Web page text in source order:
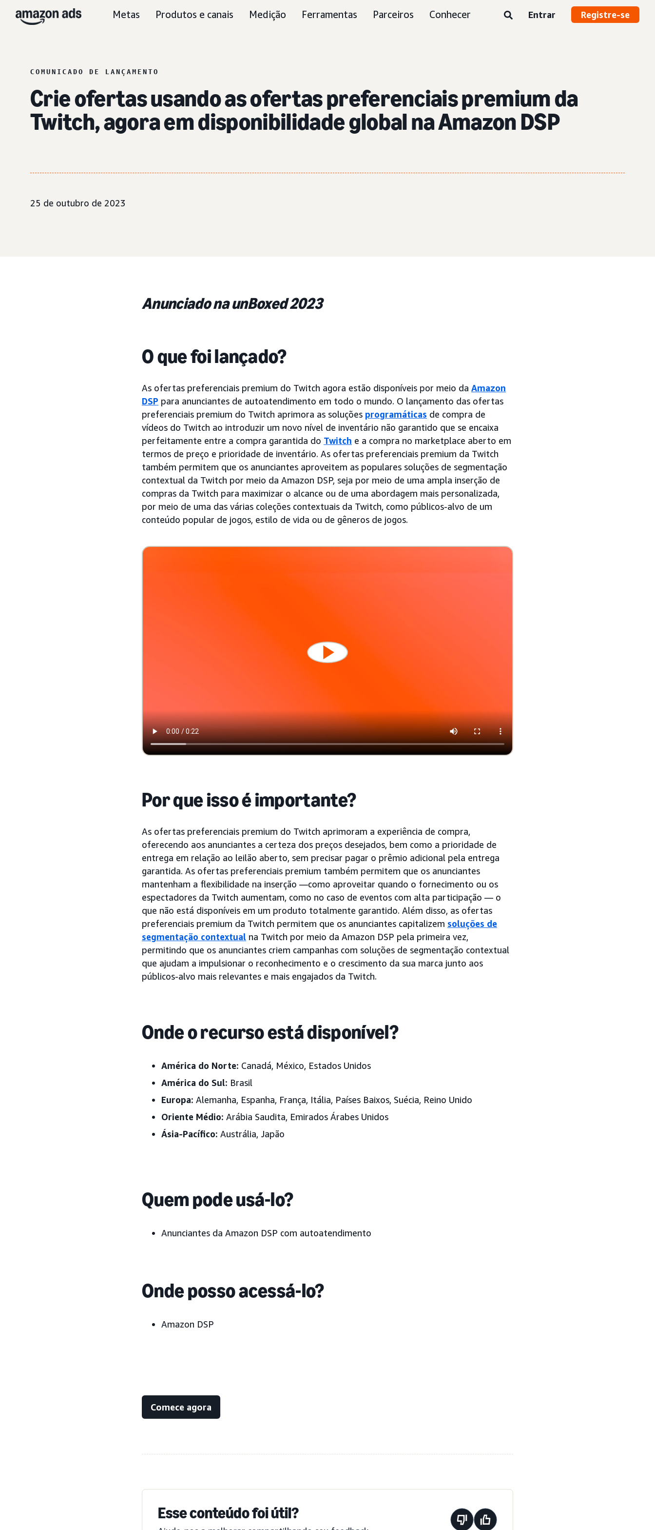
Metas Produtos e canais Medição Ferramentas Parceiros Conhecer Entrar Registre-se
COMUNICADO DE LANÇAMENTO
Crie ofertas usando as ofertas preferenciais premium da
Twitch, agora em disponibilidade global na Amazon DSP
25 de outubro de 2023
Anunciado na unBoxed 2023
O que foi lançado?
As ofertas preferenciais premium do Twitch agora estão disponíveis por meio da Amazon
DSP para anunciantes de autoatendimento em todo o mundo. O lançamento das ofertas
preferenciais premium do Twitch aprimora as soluções programáticas de compra de
vídeos do Twitch ao introduzir um novo nível de inventário não garantido que se encaixa
perfeitamente entre a compra garantida do Twitch e a compra no marketplace aberto em
termos de preço e prioridade de inventário. As ofertas preferenciais premium da Twitch
também permitem que os anunciantes aproveitem as populares soluções de segmentação
contextual da Twitch por meio da Amazon DSP, seja por meio de uma ampla inserção de
compras da Twitch para maximizar o alcance ou de uma abordagem mais personalizada,
por meio de uma das várias coleções contextuais da Twitch, como públicos-alvo de um
conteúdo popular de jogos, estilo de vida ou de gêneros de jogos.
Por que isso é importante?
As ofertas preferenciais premium do Twitch aprimoram a experiência de compra,
oferecendo aos anunciantes a certeza dos preços desejados, bem como a prioridade de
entrega em relação ao leilão aberto, sem precisar pagar o prêmio adicional pela entrega
garantida. As ofertas preferenciais premium também permitem que os anunciantes
mantenham a flexibilidade na inserção —como aproveitar quando o fornecimento ou os
espectadores da Twitch aumentam, como no caso de eventos com alta participação — o
que não está disponíveis em um produto totalmente garantido. Além disso, as ofertas
preferenciais premium da Twitch permitem que os anunciantes capitalizem soluções de
segmentação contextual na Twitch por meio da Amazon DSP pela primeira vez,
permitindo que os anunciantes criem campanhas com soluções de segmentação contextual
que ajudam a impulsionar o reconhecimento e o crescimento da sua marca junto aos
públicos-alvo mais relevantes e mais engajados da Twitch.
Onde o recurso está disponível?
América do Norte: Canadá, México, Estados Unidos
América do Sul: Brasil
Europa: Alemanha, Espanha, França, Itália, Países Baixos, Suécia, Reino Unido
Oriente Médio: Arábia Saudita, Emirados Árabes Unidos
Ásia-Pacífico: Austrália, Japão
Quem pode usá-lo?
Anunciantes da Amazon DSP com autoatendimento
Onde posso acessá-lo?
Amazon DSP
Comece agora
Esse conteúdo foi útil?